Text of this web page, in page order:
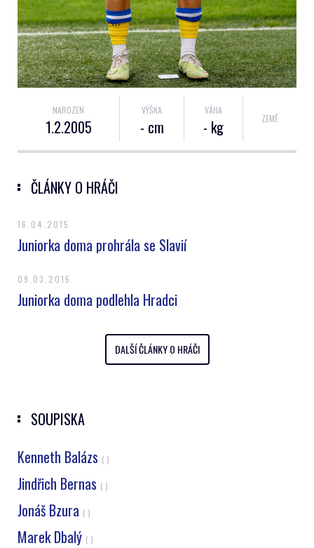
NAROZEN
1.2.2005
VÝŠKA
- cm
VÁHA
- kg ZEMĚ
ČLÁNKY O HRÁČI
16.04.2015
Juniorka doma prohrála se Slavií
09.03.2015
Juniorka doma podlehla Hradci
DALŠÍ ČLÁNKY O HRÁČI
SOUPISKA
Kenneth Balázs ( )
Jindřich Bernas ( )
Jonáš Bzura ( )
Marek Dbalý ( )